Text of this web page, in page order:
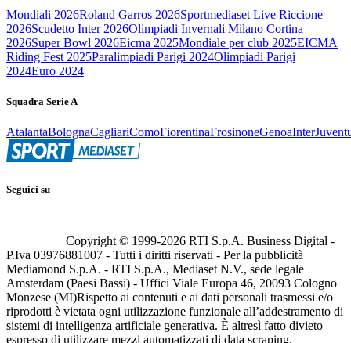
Mondiali 2026Roland Garros 2026Sportmediaset Live Riccione
2026Scudetto Inter 2026Olimpiadi Invernali Milano Cortina
2026Super Bowl 2026Eicma 2025Mondiale per club 2025EICMA
Riding Fest 2025Paralimpiadi Parigi 2024Olimpiadi Parigi
2024Euro 2024
Squadra Serie A
AtalantaBolognaCagliariComoFiorentinaFrosinoneGenoaInter
Seguici su
Copyright © 1999-2026 RTI S.p.A. Business Digital -
P.Iva 03976881007 - Tutti i diritti riservati - Per la pubblicità
Mediamond S.p.A. - RTI S.p.A., Mediaset N.V., sede legale
Amsterdam (Paesi Bassi) - Uffici Viale Europa 46, 20093 Cologno
Monzese (MI)Rispetto ai contenuti e ai dati personali trasmessi e/o
riprodotti è vietata ogni utilizzazione funzionale all’addestramento di
sistemi di intelligenza artificiale generativa. È altresì fatto divieto
espresso di utilizzare mezzi automatizzati di data scraping.